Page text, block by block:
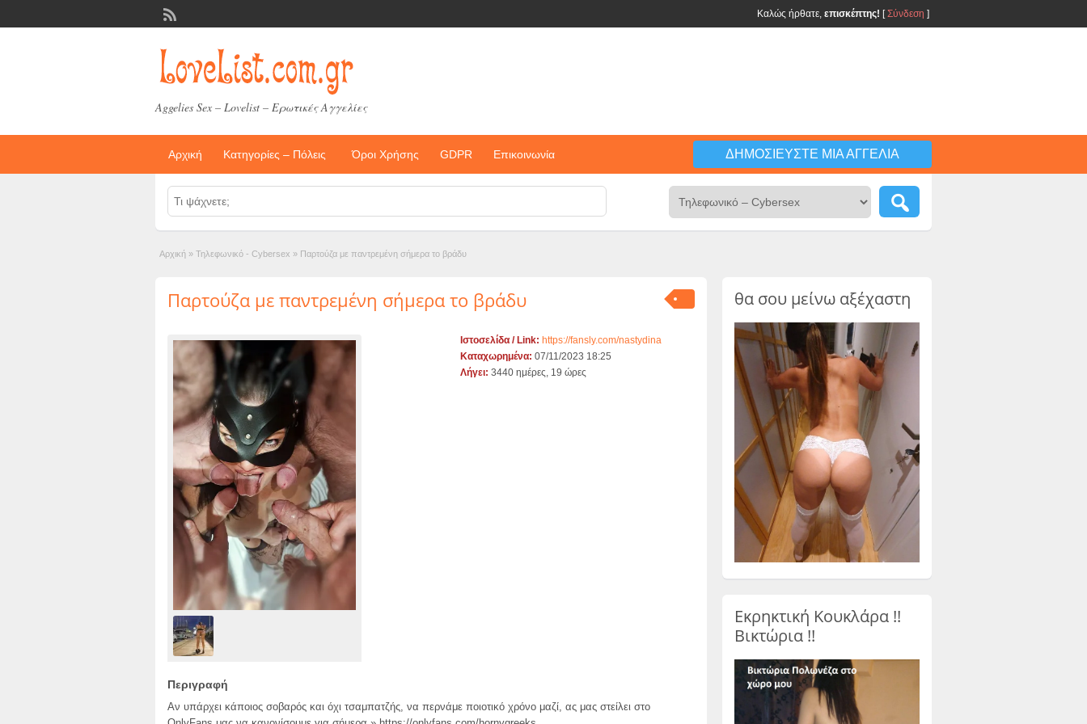
Καλώς ήρθατε, επισκέπτης! [Σύνδεση ]
Aggelies Sex – Lovelist – Ερωτικές Αγγελίες
Αρχική Κατηγορίες – Πόλεις Όροι Χρήσης GDPR Επικοινωνία ΔΗΜΟΣΙΕΎΣΤΕ ΜΙΑ ΑΓΓΕΛΊΑ
Αρχική » Τηλεφωνικό - Cybersex » Παρτούζα με παντρεμένη σήμερα το βράδυ
Παρτούζα με παντρεμένη σήμερα το βράδυ
Ιστοσελίδα / Link: https://fansly.com/nastydina
Καταχωρημένα: 07/11/2023 18:25
Λήγει: 3440 ημέρες, 19 ώρες
Περιγραφή
Αν υπάρχει κάποιος σοβαρός και όχι τσαμπατζής, να περνάμε ποιοτικό χρόνο μαζί, ας μας στείλει στο
θα σου μείνω αξέχαστη
Εκρηκτική Κουκλάρα !!
Βικτώρια !!